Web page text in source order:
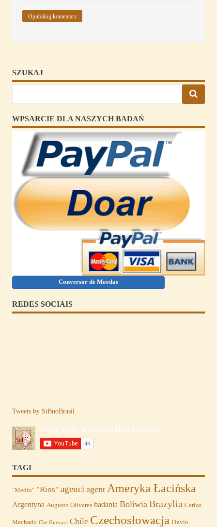
SZUKAJ
WPSARCIE DLA NASZYCH BADAŃ
Conversor de Moedas
REDES SOCIAIS
Tweets by StBnoBrasil
TAGI
"Medio" "Rios" agenci agent Ameryka Łacińska
Argentyna Augusto Olivares badania Boliwia Brazylia Carlos
Machado Che Guevara Chile Czechosłowacja Flavio